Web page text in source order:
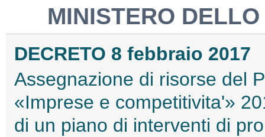
MINISTERO
DECRETO 8 febbraio 2017
Assegnazione di risorse del
«Imprese e competitivita'»
di un piano di interventi di